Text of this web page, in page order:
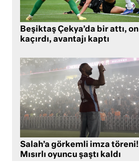
Beşiktaş Çekya’da bir attı, on
kaçırdı, avantajı kaptı
Salah’a görkemli imza töreni!
Mısırlı oyuncu şaştı kaldı